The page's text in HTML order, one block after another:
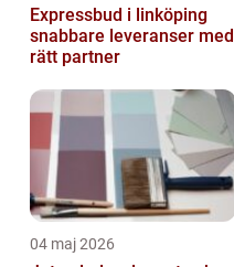
Expressbud i linköping
snabbare leveranser med
rätt partner
04 maj 2026